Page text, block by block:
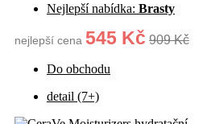
Nejlepší nabídka: Brasty
nejlepší cena 545 Kč 909 Kč
Do obchodu
detail (7+)